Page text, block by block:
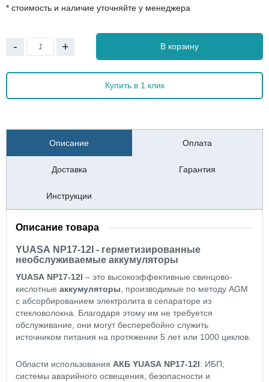
* стоимость и наличие уточняйте у менеджера
- + В корзину
Купить в 1 клик
Описание Оплата
Доставка Гарантия
Инструкции
Описание товара
YUASA NP17-12I - герметизированные
необслуживаемые аккумуляторы
YUASA NP17-12I – это высокоэффективные свинцово-
кислотные аккумуляторы , производимые по методу AGM
с абсорбированием электролита в сепараторе из
стекловолокна. Благодаря этому им не требуется
обслуживание, они могут бесперебойно служить
источником питания на протяжении 5 лет или 1000 циклов.
Области использования АКБ YUASA NP17-12I: ИБП;
системы аварийного освещения, безопасности и